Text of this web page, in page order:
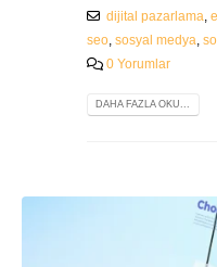
dijital pazarlama
seo sosyal medya
0 Yorumlar
DAHA FAZLA OKU...